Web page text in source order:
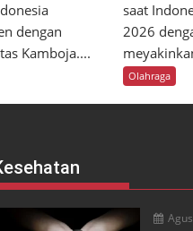
dengan
Kamboja....
saat
2026
Olahraga